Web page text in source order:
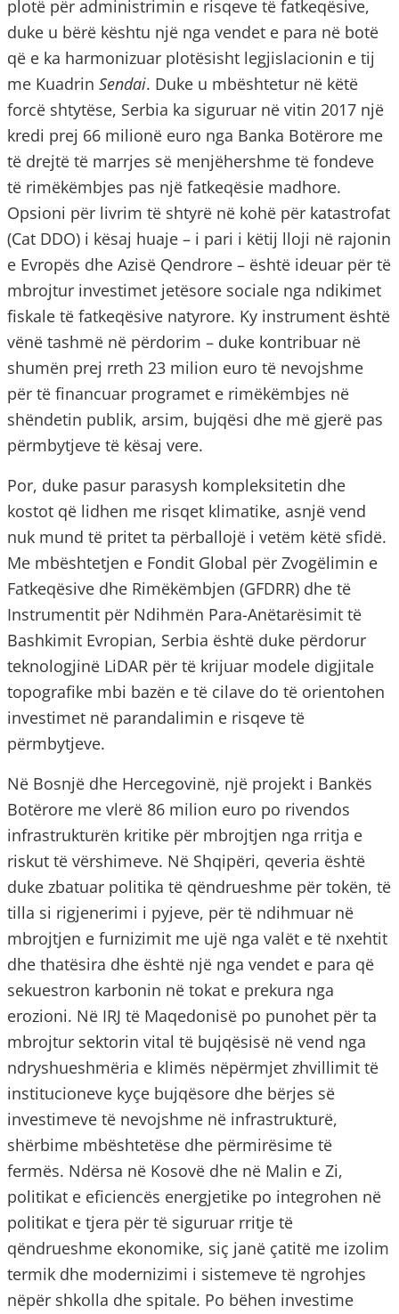
plotë për administrimin e risqeve të fatkeqësive,
duke u bërë kështu një nga vendet e para në botë
që e ka harmonizuar plotësisht legjislacionin e tij
me Kuadrin Sendai. Duke u mbështetur në këtë
forcë shtytëse, Serbia ka siguruar në vitin 2017 një
kredi prej 66 milionë euro nga Banka Botërore me
të drejtë të marrjes së menjëhershme të fondeve
të rimëkëmbjes pas një fatkeqësie madhore.
Opsioni për livrim të shtyrë në kohë për katastrofat
(Cat DDO) i kësaj huaje – i pari i këtij lloji në rajonin
e Evropës dhe Azisë Qendrore – është ideuar për të
mbrojtur investimet jetësore sociale nga ndikimet
fiskale të fatkeqësive natyrore. Ky instrument është
vënë tashmë në përdorim – duke kontribuar në
shumën prej rreth 23 milion euro të nevojshme
për të financuar programet e rimëkëmbjes në
shëndetin publik, arsim, bujqësi dhe më gjerë pas
përmbytjeve të kësaj vere.
Por, duke pasur parasysh kompleksitetin dhe
kostot që lidhen me risqet klimatike, asnjë vend
nuk mund të pritet ta përballojë i vetëm këtë sfidë.
Me mbështetjen e Fondit Global për Zvogëlimin e
Fatkeqësive dhe Rimëkëmbjen (GFDRR) dhe të
Instrumentit për Ndihmën Para-Anëtarësimit të
Bashkimit Evropian, Serbia është duke përdorur
teknologjinë LiDAR për të krijuar modele digjitale
topografike mbi bazën e të cilave do të orientohen
investimet në parandalimin e risqeve të
përmbytjeve.
Në Bosnjë dhe Hercegovinë, një projekt i Bankës
Botërore me vlerë 86 milion euro po rivendos
infrastrukturën kritike për mbrojtjen nga rritja e
riskut të vërshimeve. Në Shqipëri, qeveria është
duke zbatuar politika të qëndrueshme për tokën, të
tilla si rigjenerimi i pyjeve, për të ndihmuar në
mbrojtjen e furnizimit me ujë nga valët e të nxehtit
dhe thatësira dhe është një nga vendet e para që
sekuestron karbonin në tokat e prekura nga
erozioni. Në IRJ të Maqedonisë po punohet për ta
mbrojtur sektorin vital të bujqësisë në vend nga
ndryshueshmëria e klimës nëpërmjet zhvillimit të
institucioneve kyçe bujqësore dhe bërjes së
investimeve të nevojshme në infrastrukturë,
shërbime mbështetëse dhe përmirësime të
fermës. Ndërsa në Kosovë dhe në Malin e Zi,
politikat e eficiencës energjetike po integrohen në
politikat e tjera për të siguruar rritje të
qëndrueshme ekonomike, siç janë çatitë me izolim
termik dhe modernizimi i sistemeve të ngrohjes
nëpër shkolla dhe spitale. Po bëhen investime